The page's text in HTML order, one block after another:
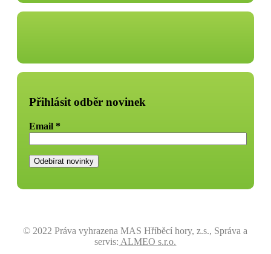
Přihlásit odběr novinek
Email *
© 2022 Práva vyhrazena MAS Hříběcí hory, z.s., Správa a
servis: ALMEO s.r.o.